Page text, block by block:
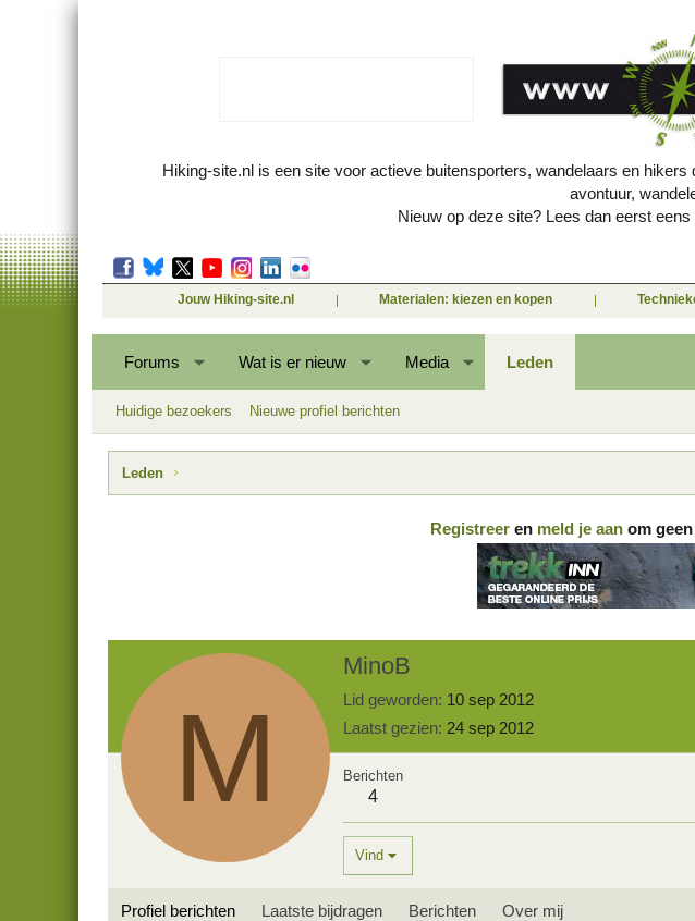
Hiking-site.nl is een site voor actieve buitensporters, wandelaars en
avontuur,
Nieuw op deze site? Lees dan eerst eens
Jouw Hiking-site.nl Materialen: kiezen en kopen
Forums Wat is er nieuw Media Leden
Huidige bezoekers Nieuwe profiel berichten
Leden
Registreer en meld je aan om
M
MinoB
Lid geworden 10 sep 2012
Laatst gezien 24 sep 2012
Berichten
4
Vind
Profiel berichten Laatste bijdragen Berichten Over mij